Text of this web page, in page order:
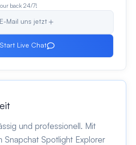
back 24/7!
E-Mail uns jetzt
Start Live Chat
und professionell. Mit
Snapchat Spotlight Explorer